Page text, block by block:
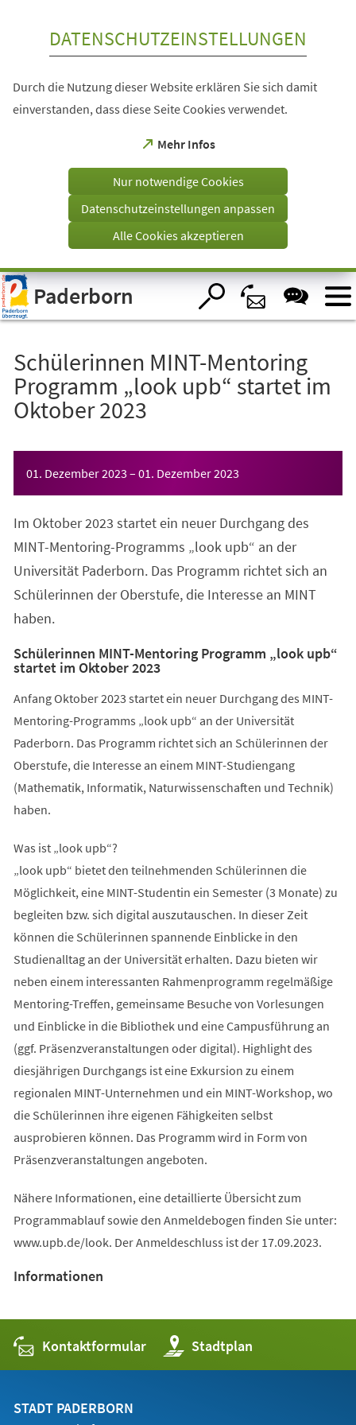
Visuelle
Assistenzsoftware
öffnen.
DATENSCHUTZEINSTELLUNGEN
Durch die Nutzung dieser Website erklären Sie sich damit
einverstanden, dass diese Seite Cookies verwendet.
Mehr Infos
(Öffnet
einem
Tab)
Nur notwendige Cookies
Datenschutzeinstellungen anpassen
Alle Cookies akzeptieren
Paderborn
Schülerinnen MINT-Mentoring
Programm „look upb“ startet im
Oktober 2023
01. Dezember 2023 – 01. Dezember 2023
Im Oktober 2023 startet ein neuer Durchgang des
MINT-Mentoring-Programms „look upb“ an der
Universität Paderborn. Das Programm richtet sich an
Schülerinnen der Oberstufe, die Interesse an MINT
haben.
Schülerinnen MINT-Mentoring Programm „look upb“
startet im Oktober 2023
Anfang Oktober 2023 startet ein neuer Durchgang des MINT-
Mentoring-Programms „look upb“ an der Universität
Paderborn. Das Programm richtet sich an Schülerinnen der
Oberstufe, die Interesse an einem MINT-Studiengang
(Mathematik, Informatik, Naturwissenschaften und Technik)
haben.
Was ist „look upb“?
„look upb“ bietet den teilnehmenden Schülerinnen die
Möglichkeit, eine MINT-Studentin ein Semester (3 Monate) zu
begleiten bzw. sich digital auszutauschen. In dieser Zeit
können die Schülerinnen spannende Einblicke in den
Studienalltag an der Universität erhalten. Dazu bieten wir
neben einem interessanten Rahmenprogramm regelmäßige
Mentoring-Treffen, gemeinsame Besuche von Vorlesungen
und Einblicke in die Bibliothek und eine Campusführung an
(ggf. Präsenzveranstaltungen oder digital). Highlight des
diesjährigen Durchgangs ist eine Exkursion zu einem
regionalen MINT-Unternehmen und ein MINT-Workshop, wo
die Schülerinnen ihre eigenen Fähigkeiten selbst
ausprobieren können. Das Programm wird in Form von
Präsenzveranstaltungen angeboten.
Nähere Informationen, eine detaillierte Übersicht zum
Programmablauf sowie den Anmeldebogen finden Sie unter:
www.upb.de/look. Der Anmeldeschluss ist der 17.09.2023.
Informationen
Kontaktformular Stadtplan
(Öffnet
in
einem
STADT PADERBORN